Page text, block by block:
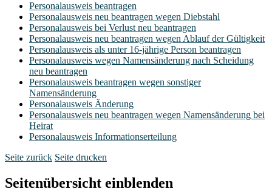
Personalausweis beantragen
Personalausweis neu beantragen wegen Diebstahl
Personalausweis bei Verlust neu beantragen
Personalausweis neu beantragen wegen Ablauf der Gültigkeit
Personalausweis als unter 16-jährige Person beantragen
Personalausweis wegen Namensänderung nach Scheidung
neu beantragen
Personalausweis beantragen wegen sonstiger
Namensänderung
Personalausweis Änderung
Personalausweis neu beantragen wegen Namensänderung bei
Heirat
Personalausweis Informationserteilung
Seite zurück Seite drucken
Seitenübersicht einblenden